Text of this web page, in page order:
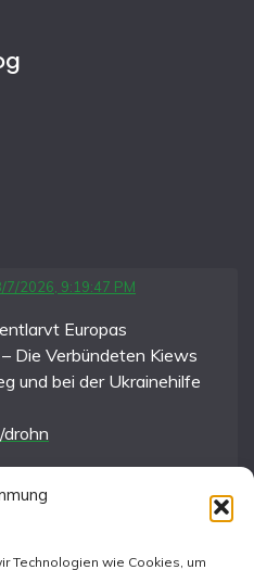
Technologien wie Cookies, um
7/2026, 9:19:47 PM
Europas
Die Verbündeten Kiews
und bei der Ukrainehilfe